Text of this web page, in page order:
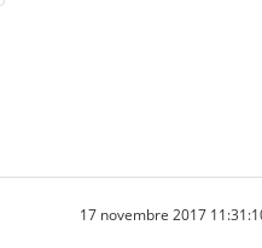
17 novembre 2017